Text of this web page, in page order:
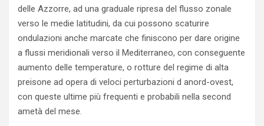
delle Azzorre, ad una graduale ripresa del flusso zonale
verso le medie latitudini, da cui possono scaturire
ondulazioni anche marcate che finiscono per dare origine
a flussi meridionali verso il Mediterraneo, con conseguente
aumento delle temperature, o rotture del regime di alta
preisone ad opera di veloci perturbazioni d anord-ovest,
con queste ultime più frequenti e probabili nella second
ametà del mese.